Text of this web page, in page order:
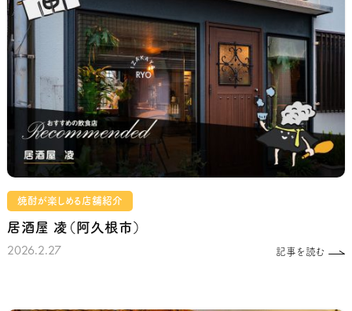
焼酎が楽しめる店舗紹介
居酒屋 凌（阿久根市）
2026.2.27 記事を読む